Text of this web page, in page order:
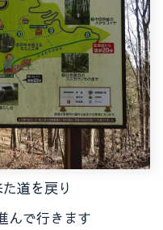
道を戻り
んで行きます